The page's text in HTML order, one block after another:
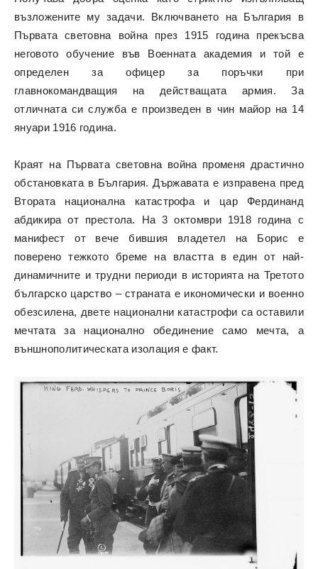
възложените му задачи. Включването на България в
Първата световна война през 1915 година прекъсва
неговото обучение във Военната академия и той е
определен за офицер за поръчки при
главнокомандващия на действащата армия. За
отличната си служба е произведен в чин майор на 14
януари 1916 година.
Краят на Първата световна война променя драстично
обстановката в България. Държавата е изправена пред
Втората национална катастрофа и цар Фердинанд
абдикира от престола. На 3 октомври 1918 година с
манифест от вече бившия владетел на Борис е
поверено тежкото бреме на властта в един от най-
динамичните и трудни периоди в историята на Третото
българско царство – страната е икономически и военно
обезсилена, двете национални катастрофи са оставили
мечтата за национално обединение само мечта, а
външнополитическата изолация е факт.